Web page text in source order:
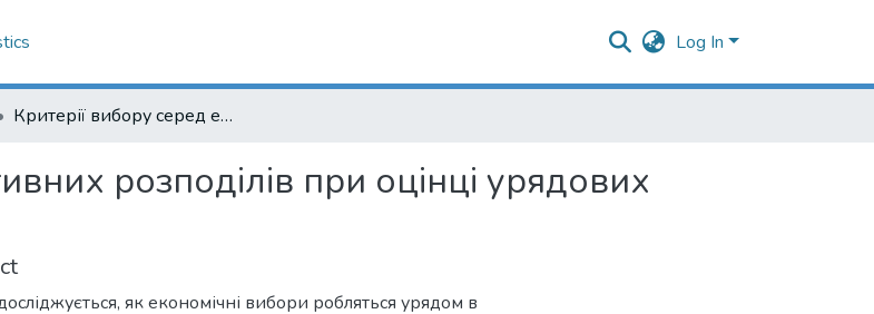
Log In
Критерії вибору серед ефективних розподілів при оцінці урядових політик: [препринт]
розподілів при оцінці урядових
досліджується, як економічні вибори робляться урядом в